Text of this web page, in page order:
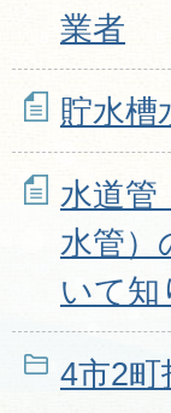
業者
貯水槽
水道管
水管）
いて知
4市2町